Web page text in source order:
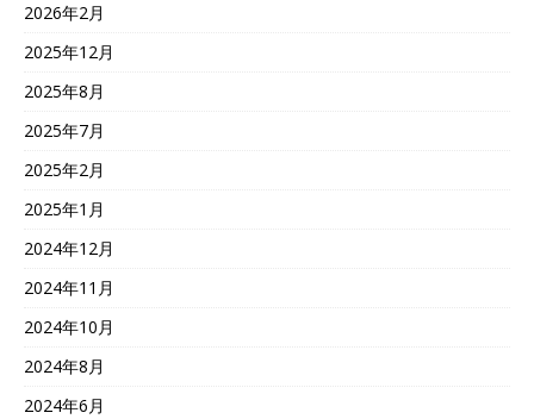
2026年2月
2025年12月
2025年8月
2025年7月
2025年2月
2025年1月
2024年12月
2024年11月
2024年10月
2024年8月
2024年6月